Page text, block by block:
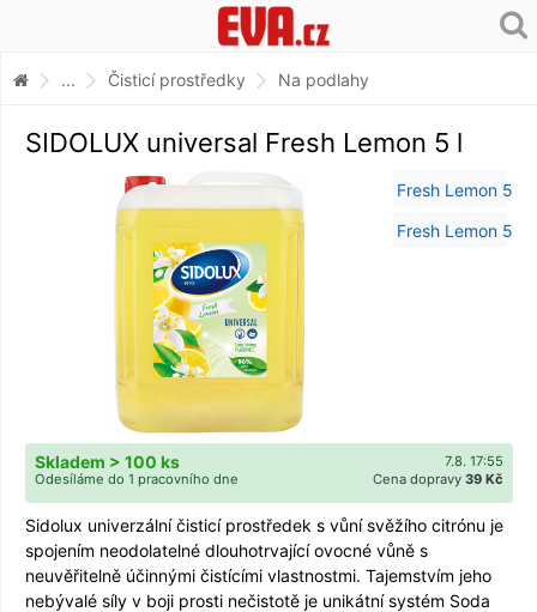
... Čisticí prostředky Na podlahy
SIDOLUX universal Fresh Lemon 5 l
7.8. 17:55
Skladem > 100 ks
Cena dopravy 39 Kč
Odesíláme do 1 pracovního dne
Sidolux univerzální čisticí prostředek s vůní svěžího citrónu je
spojením neodolatelné dlouhotrvající ovocné vůně s
neuvěřitelně účinnými čistícími vlastnostmi. Tajemstvím jeho
nebývalé síly v boji prosti nečistotě je unikátní systém Soda